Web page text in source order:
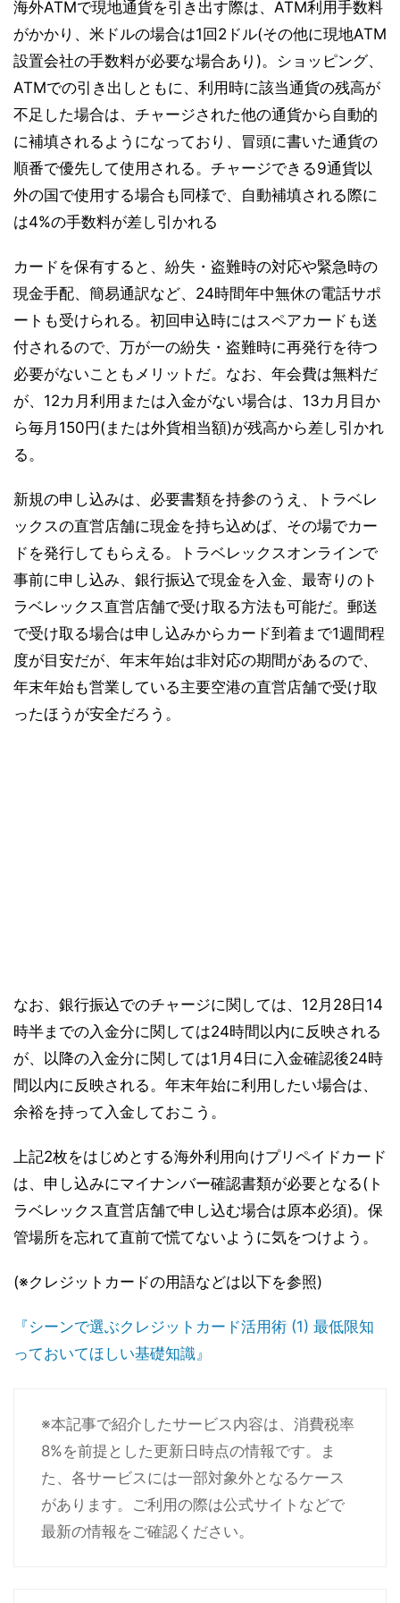
海外ATMで現地通貨を引き出す際は、ATM利用手数料
がかかり、米ドルの場合は1回2ドル(その他に現地ATM
設置会社の手数料が必要な場合あり)。ショッピング、
ATMでの引き出しともに、利用時に該当通貨の残高が
不足した場合は、チャージされた他の通貨から自動的
に補填されるようになっており、冒頭に書いた通貨の
順番で優先して使用される。チャージできる9通貨以
外の国で使用する場合も同様で、自動補填される際に
は4%の手数料が差し引かれる
カードを保有すると、紛失・盗難時の対応や緊急時の
現金手配、簡易通訳など、24時間年中無休の電話サポ
ートも受けられる。初回申込時にはスペアカードも送
付されるので、万が一の紛失・盗難時に再発行を待つ
必要がないこともメリットだ。なお、年会費は無料だ
が、12カ月利用または入金がない場合は、13カ月目か
ら毎月150円(または外貨相当額)が残高から差し引かれ
る。
新規の申し込みは、必要書類を持参のうえ、トラベレ
ックスの直営店舗に現金を持ち込めば、その場でカー
ドを発行してもらえる。トラベレックスオンラインで
事前に申し込み、銀行振込で現金を入金、最寄りのト
ラベレックス直営店舗で受け取る方法も可能だ。郵送
で受け取る場合は申し込みからカード到着まで1週間程
度が目安だが、年末年始は非対応の期間があるので、
年末年始も営業している主要空港の直営店舗で受け取
ったほうが安全だろう。
なお、銀行振込でのチャージに関しては、12月28日14
時半までの入金分に関しては24時間以内に反映される
が、以降の入金分に関しては1月4日に入金確認後24時
間以内に反映される。年末年始に利用したい場合は、
余裕を持って入金しておこう。
上記2枚をはじめとする海外利用向けプリペイドカード
は、申し込みにマイナンバー確認書類が必要となる(ト
ラベレックス直営店舗で申し込む場合は原本必須)。保
管場所を忘れて直前で慌てないように気をつけよう。
(※クレジットカードの用語などは以下を参照)
『シーンで選ぶクレジットカード活用術 (1) 最低限知
っておいてほしい基礎知識』
※本記事で紹介したサービス内容は、消費税率
8%を前提とした更新日時点の情報です。ま
た、各サービスには一部対象外となるケース
があります。ご利用の際は公式サイトなどで
最新の情報をご確認ください。